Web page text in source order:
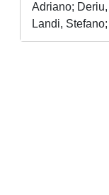
Adriano;
Landi,